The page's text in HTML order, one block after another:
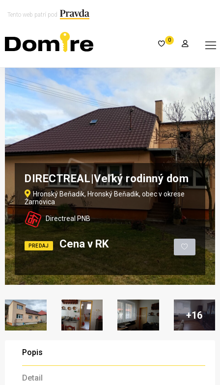
Tento web patrí pod
0
DIRECTREAL|Veľký rodinný dom
Hronský Beňadik, Hronský Beňadik, obec v okrese
Žarnovica
Directreal PNB
PREDAJ Cena v RK
+16
Popis
Detail